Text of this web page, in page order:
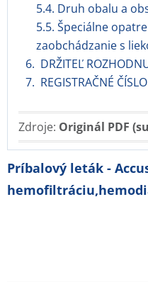
5.4. Druh obalu a
5.5. Špeciálne
zaobchádzanie s
6. DRŽITEĽ
7. REGISTRAČNÉ ČÍSLO
Zdroje: Originál PDF
Príbalový leták -